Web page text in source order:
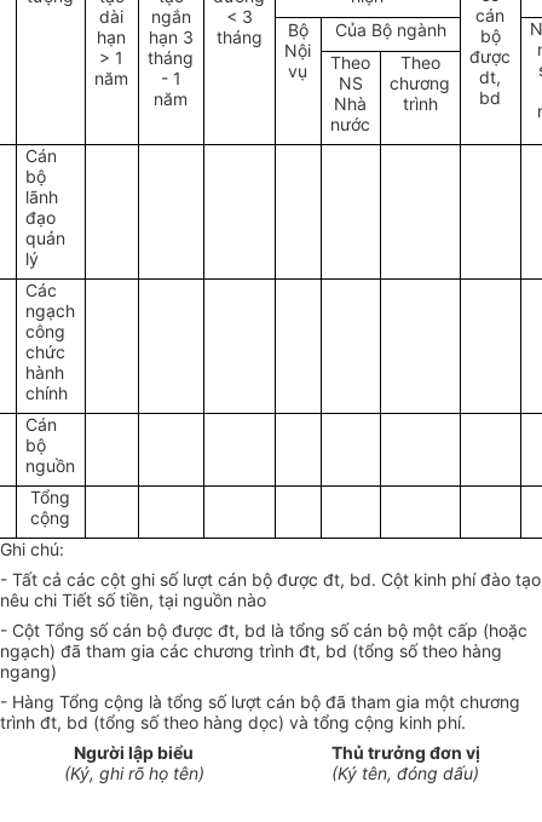
dài
hạn
> 1
năm
ngắn
hạn 3
tháng
- 1
năm
< 3
tháng
cán
bộ
được
dt,
bd
Bộ
Nội
vụ
Của Bộ ngành
Theo
NS
Nhà
nước
Theo
chương
trình
Cán
bộ
lãnh
đạo
quản
lý
Các
ngạch
công
chức
hành
chính
Cán
bộ
nguồn
Tổng
cộng
Ghi chú:
- Tất cả các cột ghi số lượt cán bộ được đt, bd. Cột kinh phí đào tạo
nêu chi Tiết số tiền, tại nguồn nào
- Cột Tổng số cán bộ được đt, bd là tổng số cán bộ một cấp (hoặc
ngạch) đã tham gia các chương trình đt, bd (tổng số theo hàng
ngang)
- Hàng Tổng cộng là tổng số lượt cán bộ đã tham gia một chương
trình đt, bd (tổng số theo hàng dọc) và tổng cộng kinh phí.
Người lập biểu
(Ký, ghi rõ họ tên)
Thủ trưởng đơn vị
(Ký tên, đóng dấu)